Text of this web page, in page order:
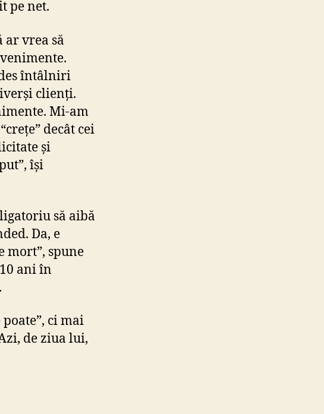
pe net.
ar vrea să
întâlniri
clienți.
Mi-am
decât cei
și
își
să aibă
Da, e
mort”, spune
ani în
poate”, ci mai
de ziua lui,